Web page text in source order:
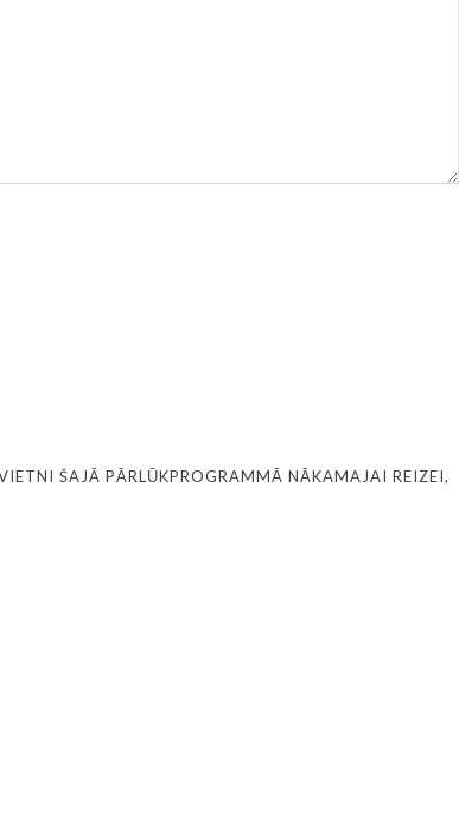
ŠAJĀ PĀRLŪKPROGRAMMĀ NĀKAMAJAI REIZEI,